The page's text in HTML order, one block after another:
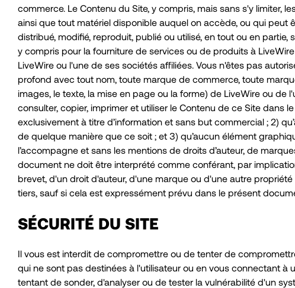
commerce. Le Contenu du Site, y compris, mais sans s'y limiter,
ainsi que tout matériel disponible auquel on accède, ou qui peut
distribué, modifié, reproduit, publié ou utilisé, en tout ou en
y compris pour la fourniture de services ou de produits à
LiveWire ou l'une de ses sociétés affiliées. Vous n'êtes pas
profond avec tout nom, toute marque de commerce, toute
images, le texte, la mise en page ou la forme) de LiveWire ou
consulter, copier, imprimer et utiliser le Contenu de ce Site dans
exclusivement à titre d’information et sans but commercial ; 2)
de quelque manière que ce soit ; et 3) qu’aucun élément
l’accompagne et sans les mentions de droits d’auteur, de
document ne doit être interprété comme conférant, par
brevet, d'un droit d'auteur, d'une marque ou d'une autre
tiers, sauf si cela est expressément prévu dans le présent
SÉCURITÉ DU SITE
Il vous est interdit de compromettre ou de tenter de
qui ne sont pas destinées à l'utilisateur ou en vous connectant
tentant de sonder, d'analyser ou de tester la vulnérabilité d'un